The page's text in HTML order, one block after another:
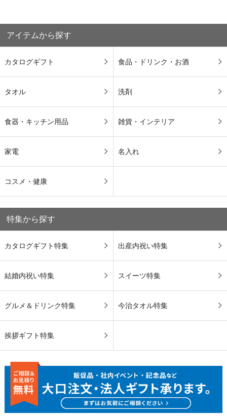
アイテムから探す
カタログギフト 食品・ドリンク・お酒
タオル 洗剤
食器・キッチン用品 雑貨・インテリア
家電 名入れ
コスメ・健康
特集から探す
カタログギフト特集 出産内祝い特集
結婚内祝い特集 スイーツ特集
グルメ＆ドリンク特集 今治タオル特集
挨拶ギフト特集